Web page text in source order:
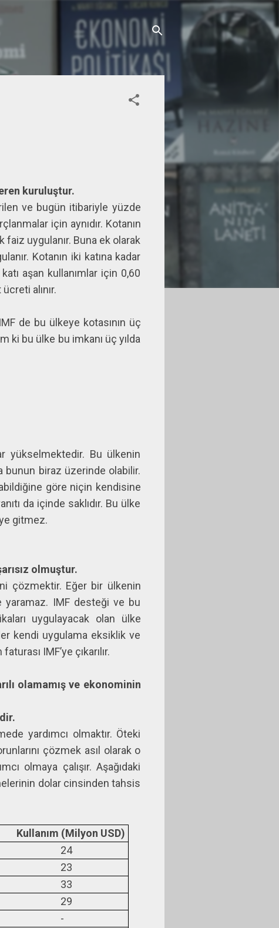
kuruluştur.
ve bugün itibariyle yüzde
için aynıdır. Kotanın
faiz uygulanır. Buna ek olarak
Kotanın iki katına kadar
aşan kullanımlar için 0,60
ücreti alınır.
de bu ülkeye kotasının üç
ki bu ülke bu imkanı üç yılda
yükselmektedir. Bu ülkenin
bunun biraz üzerinde olabilir.
göre niçin kendisine
da içinde saklıdır. Bu ülke
gitmez.
olmuştur.
çözmektir. Eğer bir ülkenin
yaramaz. IMF desteği ve bu
uygulayacak olan ülke
kendi uygulama eksiklik ve
IMF’ye çıkarılır.
olamamış ve ekonominin
yardımcı olmaktır. Öteki
çözmek asıl olarak o
olmaya çalışır. Aşağıdaki
dolar cinsinden tahsis
Kullanım (Milyon USD)